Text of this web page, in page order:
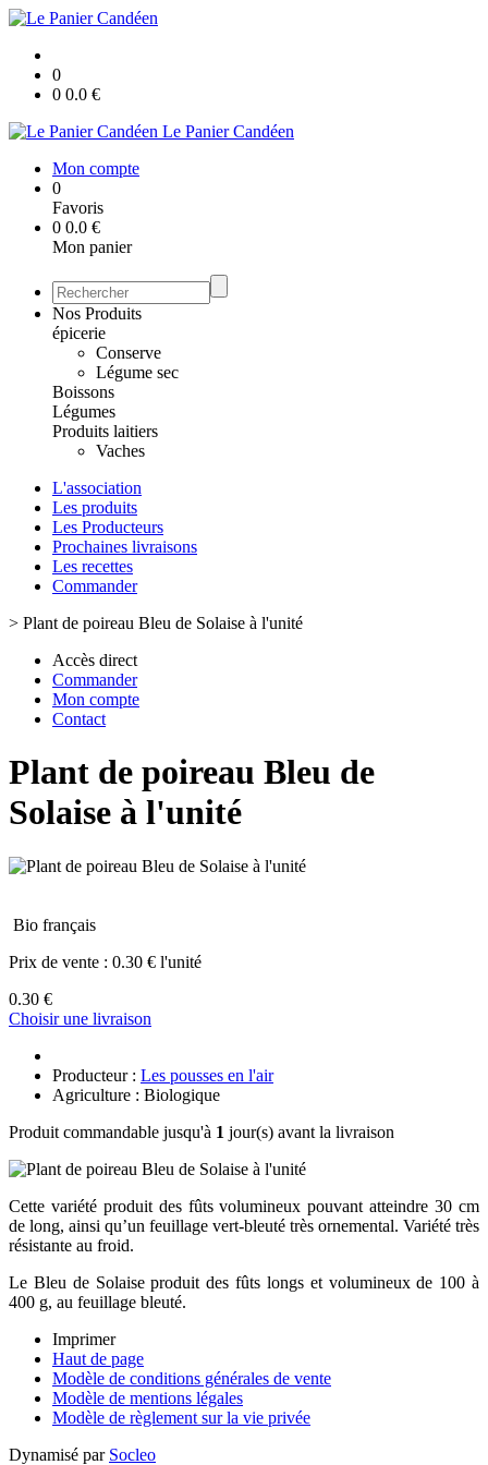
0
0 0.0 €
Le Panier Candéen
Mon compte
0
Favoris
0 0.0 €
Mon panier
Nos Produits
épicerie
Conserve
Légume sec
Boissons
Légumes
Produits laitiers
Vaches
L'association
Les produits
Les Producteurs
Prochaines livraisons
Les recettes
Commander
> Plant de poireau Bleu de Solaise à l'unité
Accès direct
Commander
Mon compte
Contact
Plant de poireau Bleu de
Solaise à l'unité
Bio français
Prix de vente : 0.30 € l'unité
0.30 €
Choisir une livraison
Producteur : Les pousses en l'air
Agriculture : Biologique
Produit commandable jusqu'à 1 jour(s) avant la livraison
Cette variété produit des fûts volumineux pouvant atteindre 30 cm
de long, ainsi qu’un feuillage vert-bleuté très ornemental. Variété très
résistante au froid.
Le Bleu de Solaise produit des fûts longs et volumineux de 100 à
400 g, au feuillage bleuté.
Imprimer
Haut de page
Modèle de conditions générales de vente
Modèle de mentions légales
Modèle de règlement sur la vie privée
Dynamisé par Socleo